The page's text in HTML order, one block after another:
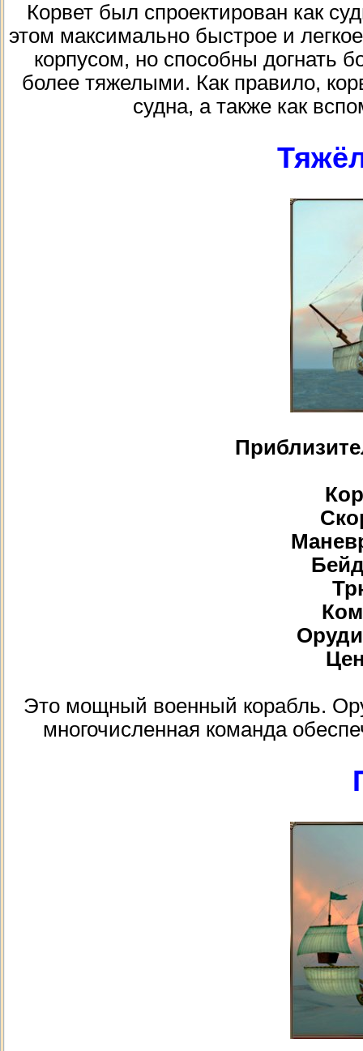
Корвет был спроектирован как
этом максимально быстрое и
корпусом, но способны догнать
более тяжелыми. Как правило,
судна, а также как
Это мощный военный корабль.
многочисленная команда